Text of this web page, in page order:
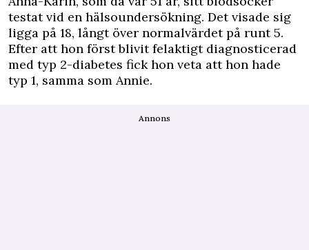
testat vid en hälsoundersökning. Det visade sig
ligga på 18, långt över normalvärdet på runt 5.
Efter att hon först blivit felaktigt diagnosticerad
med typ 2-diabetes fick hon veta att hon hade
typ 1, samma som Annie.
Annons